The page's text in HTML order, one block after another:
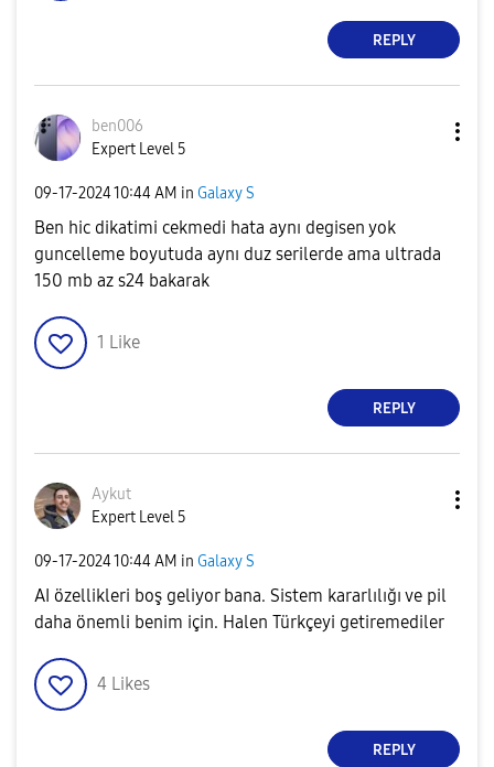
REPLY
ben006
Expert Level 5
‎09-17-202410:44 AM in Galaxy S
Ben hic dikatimi cekmedi hata aynı degisen yok
guncelleme boyutuda aynı duz serilerde ama ultrada
150 mb az s24 bakarak
1 Like
REPLY
Aykut
Expert Level 5
‎09-17-202410:44 AM in Galaxy S
AI özellikleri boş geliyor bana. Sistem kararlılığı ve pil
daha önemli benim için. Halen Türkçeyi getiremediler
4 Likes
REPLY